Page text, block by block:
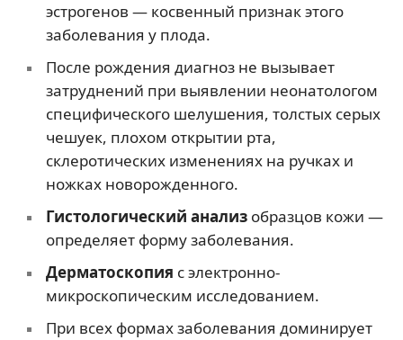
эстрогенов — косвенный признак этого
заболевания у плода.
После рождения диагноз не вызывает
затруднений при выявлении неонатологом
специфического шелушения, толстых серых
чешуек, плохом открытии рта,
склеротических изменениях на ручках и
ножках новорожденного.
Гистологический анализобразцов кожи —
определяет форму заболевания.
Дерматоскопия с электронно-
микроскопическим исследованием.
При всех формах заболевания доминирует